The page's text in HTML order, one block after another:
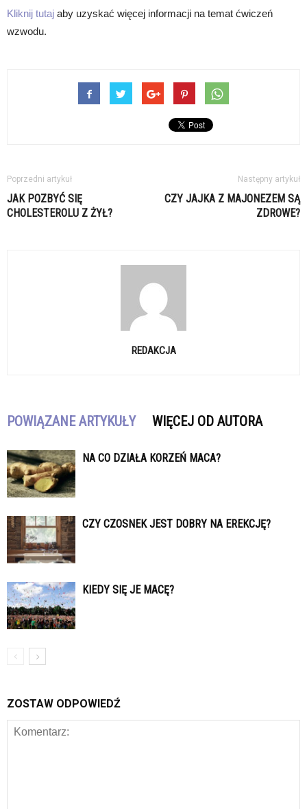
Kliknij tutaj aby uzyskać więcej informacji na temat ćwiczeń
wzwodu.
Poprzedni artykuł
JAK POZBYĆ SIĘ
CHOLESTEROLU Z ŻYŁ?
Następny artykuł
CZY JAJKA Z MAJONEZEM SĄ
ZDROWE?
REDAKCJA
POWIĄZANE ARTYKUŁY WIĘCEJ OD AUTORA
NA CO DZIAŁA KORZEŃ MACA?
CZY CZOSNEK JEST DOBRY NA EREKCJĘ?
KIEDY SIĘ JE MACĘ?
ZOSTAW ODPOWIEDŹ